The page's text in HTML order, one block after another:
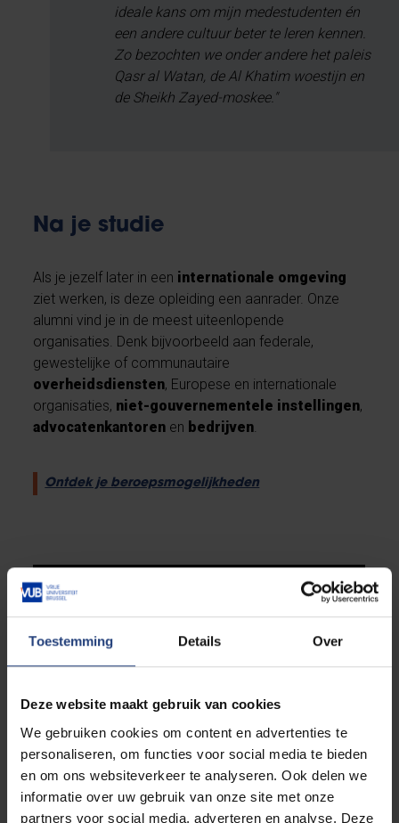
Toestemming Details Over
Deze website maakt gebruik van cookies
We gebruiken cookies om content en advertenties te
personaliseren, om functies voor social media te bieden
en om ons websiteverkeer te analyseren. Ook delen we
informatie over uw gebruik van onze site met onze
partners voor social media, adverteren en analyse. Deze
ideale kans om mijn medestudenten én
een andere cultuur beter te leren kennen.
Zo bezochten we onder andere het paleis
Qasr al Watan, de Al Khatim woestijn en
de Sheikh Zayed-moskee."
Na je studie
Als je jezelf later in een internationale omgeving
ziet werken, is deze opleiding een aanrader. Onze
alumni vind je in de meest uiteenlopende
organisaties. Denk bijvoorbeeld aan federale,
gewestelijke of communautaire
overheidsdiensten, Europese en internationale
organisaties, niet-gouvernementele instellingen,
advocatenkantoren en bedrijven.
Ontdek je beroepsmogelijkheden
Is deze studie iets voor jou?